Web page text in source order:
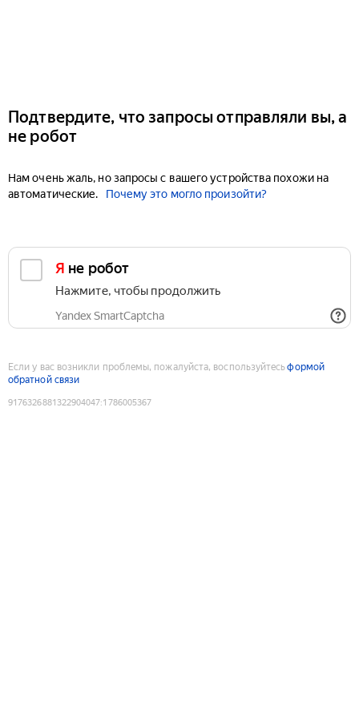
Подтвердите, что запросы отправляли вы, а
не робот
Нам очень жаль, но запросы с вашего устройства похожи на
автоматические.
Почему это могло произойти?
Я не робот
Нажмите, чтобы продолжить
Yandex SmartCaptcha
Если у вас возникли проблемы, пожалуйста, воспользуйтесьформой
обратной связи
9176326881322904047:1786005367